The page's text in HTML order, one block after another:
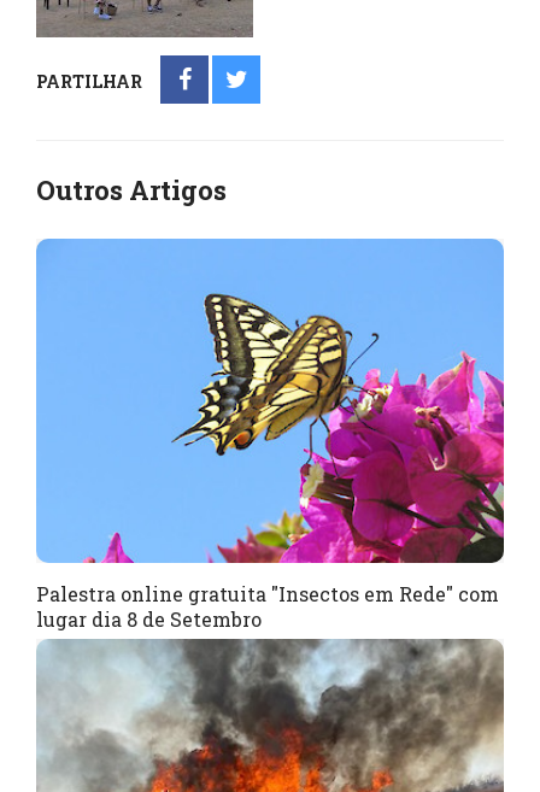
PARTILHAR
Outros Artigos
Palestra online gratuita "Insectos em Rede" com
lugar dia 8 de Setembro